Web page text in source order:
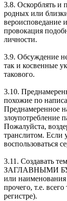
3.8. Оскорблять и
родных или
вероисповедание
провокация
личности.
3.9. Обсуждение
так и косвенные
такового.
3.10.
похожие по
Преднамеренное
злоупотребление
Пожалуйста,
транслитом. Если
воспользоваться
3.11. Создавать
ЗАГЛАВНЫМИ
или
прочего, т.е.
регистре).